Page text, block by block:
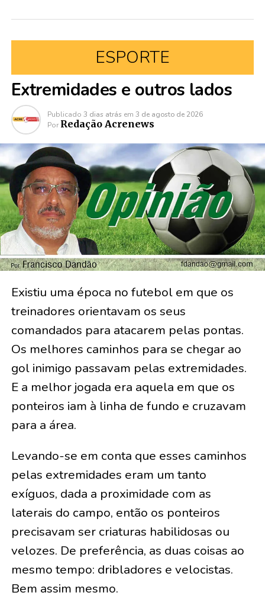
ESPORTE
Extremidades e outros lados
Publicado 3 dias atrás em 3 de agosto de 2026
Por Redação Acrenews
Existiu uma época no futebol em que os
treinadores orientavam os seus
comandados para atacarem pelas pontas.
Os melhores caminhos para se chegar ao
gol inimigo passavam pelas extremidades.
E a melhor jogada era aquela em que os
ponteiros iam à linha de fundo e cruzavam
para a área.
Levando-se em conta que esses caminhos
pelas extremidades eram um tanto
exíguos, dada a proximidade com as
laterais do campo, então os ponteiros
precisavam ser criaturas habilidosas ou
velozes. De preferência, as duas coisas ao
mesmo tempo: dribladores e velocistas.
Bem assim mesmo.